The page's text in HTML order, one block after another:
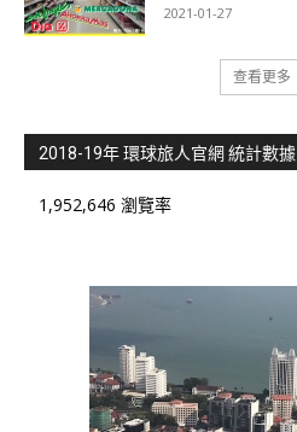
2021-01-27
查看更多
2018-19年 環球旅人官網 統計數據
1,952,646 瀏覽率